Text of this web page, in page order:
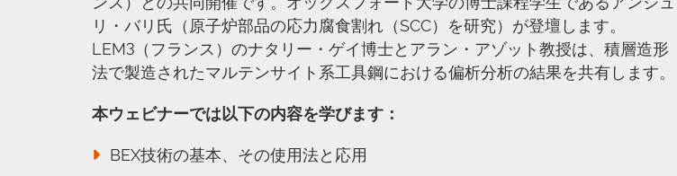
リ・バリ氏（原子炉部品の応力腐食割れ（SCC）を研究）が登壇します。
LEM3（フランス）のナタリー・ゲイ博士とアラン・アゾット教授は、積層造形
法で製造されたマルテンサイト系工具鋼における偏析分析の結果を共有します。
本ウェビナーでは以下の内容を学びます：
BEX技術の基本、その使用法と応用